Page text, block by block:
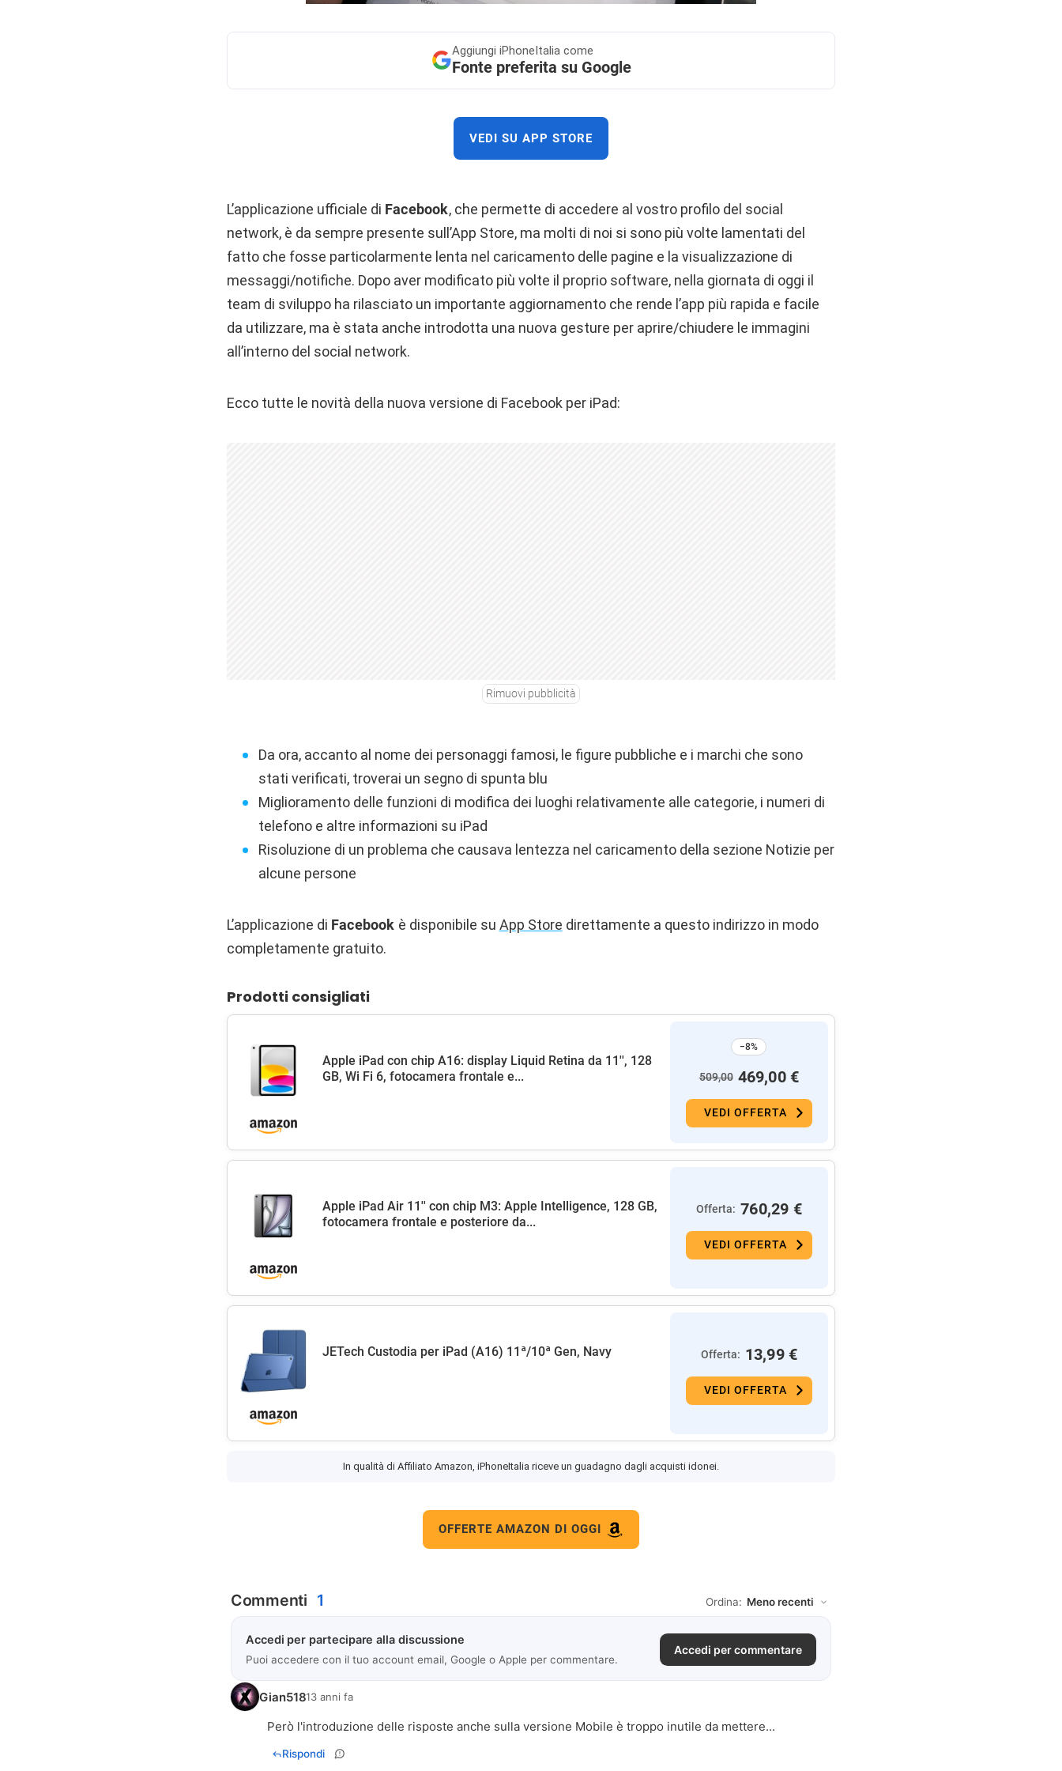
Aggiungi iPhoneItalia come
Fonte preferita su Google
VEDI SU APP STORE
L’applicazione ufficiale di Facebook, che permette di accedere al vostro profilo del social
network, è da sempre presente sull’App Store, ma molti di noi si sono più volte lamentati del
fatto che fosse particolarmente lenta nel caricamento delle pagine e la visualizzazione di
messaggi/notifiche. Dopo aver modificato più volte il proprio software, nella giornata di oggi il
team di sviluppo ha rilasciato un importante aggiornamento che rende l’app più rapida e facile
da utilizzare, ma è stata anche introdotta una nuova gesture per aprire/chiudere le immagini
all’interno del social network.
Ecco tutte le novità della nuova versione di Facebook per iPad:
Rimuovi pubblicità
Da ora, accanto al nome dei personaggi famosi, le figure pubbliche e i marchi che sono
stati verificati, troverai un segno di spunta blu
Miglioramento delle funzioni di modifica dei luoghi relativamente alle categorie, i numeri di
telefono e altre informazioni su iPad
Risoluzione di un problema che causava lentezza nel caricamento della sezione Notizie per
alcune persone
L’applicazione di Facebook è disponibile su App Store direttamente a questo indirizzo in modo
completamente gratuito.
Prodotti consigliati
Apple iPad con chip A16: display Liquid Retina da 11'', 128
GB, Wi Fi 6, fotocamera frontale e...
−8%
509,00 469,00 €
VEDI OFFERTA
Apple iPad Air 11'' con chip M3: Apple Intelligence, 128 GB,
fotocamera frontale e posteriore da...
Offerta: 760,29 €
VEDI OFFERTA
JETech Custodia per iPad (A16) 11ª/10ª Gen, Navy Offerta: 13,99 €
VEDI OFFERTA
In qualità di Affiliato Amazon, iPhoneItalia riceve un guadagno dagli acquisti idonei.
OFFERTE AMAZON DI OGGI
Commenti 1 Ordina:
Accedi per partecipare alla discussione
Puoi accedere con il tuo account email, Google o Apple per commentare.
Accedi per commentare
Gian51813 anni fa
Però l'introduzione delle risposte anche sulla versione Mobile è troppo inutile da mettere...
Rispondi